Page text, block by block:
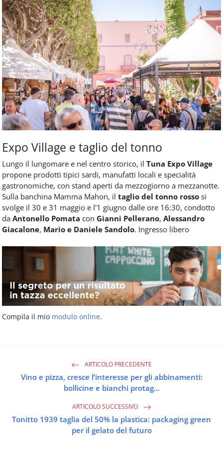
Expo Village e taglio del tonno
Lungo il lungomare e nel centro storico, il Tuna Expo Village
propone prodotti tipici sardi, manufatti locali e specialità
gastronomiche, con stand aperti da mezzogiorno a mezzanotte.
Sulla banchina Mamma Mahon, il taglio del tonno rosso si
svolge il 30 e 31 maggio e l'1 giugno dalle ore 16:30, condotto
da Antonello Pomata con Gianni Pellerano, Alessandro
Giacalone, Mario e Daniele Sandolo. Ingresso libero
Compila il mio modulo online.
ARTICOLO PRECEDENTE
Vino e pizza, cresce l’interesse per gli abbinamenti:
bollicine e bianchi protag...
ARTICOLO SUCCESSIVO
Tonitto 1939 taglia del 50% la plastica: packaging green
per il gelato del futuro